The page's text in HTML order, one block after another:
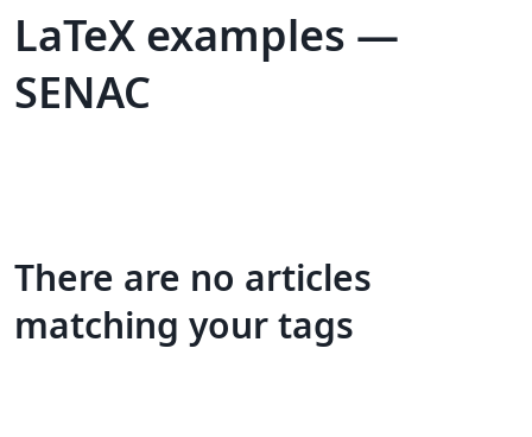
LaTeX examples —
SENAC
There are no articles
matching your tags